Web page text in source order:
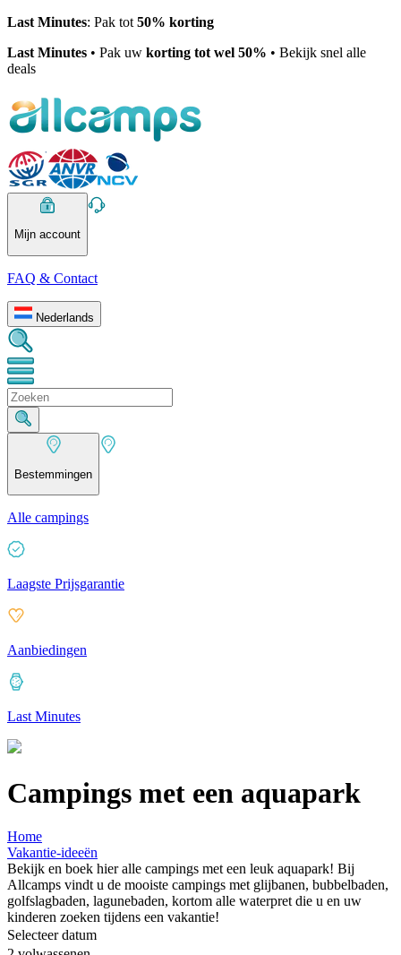
Last Minutes: Pak tot 50% korting
Last Minutes • Pak uw korting tot wel 50% • Bekijk snel alle
deals
Mijn account
FAQ & Contact
Nederlands
Bestemmingen
Alle campings
Laagste Prijsgarantie
Aanbiedingen
Last Minutes
Campings met een aquapark
Home
Vakantie-ideeën
Bekijk en boek hier alle campings met een leuk aquapark! Bij
Allcamps vindt u de mooiste campings met glijbanen, bubbelbaden,
golfslagbaden, lagunebaden, kortom alle waterpret die u en uw
kinderen zoeken tijdens een vakantie!
Selecteer datum